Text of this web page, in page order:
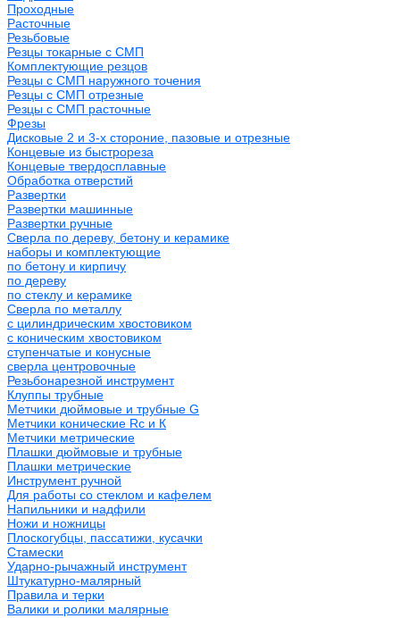
Проходные
Расточные
Резьбовые
Резцы токарные с СМП
Комплектующие резцов
Резцы с СМП наружного точения
Резцы с СМП отрезные
Резцы с СМП расточные
Фрезы
Дисковые 2 и 3-х стороние, пазовые и отрезные
Концевые из быстрореза
Концевые твердосплавные
Обработка отверстий
Развертки
Развертки машинные
Развертки ручные
Сверла по дереву, бетону и керамике
наборы и комплектующие
по бетону и кирпичу
по дереву
по стеклу и керамике
Сверла по металлу
c цилиндрическим хвостовиком
c коническим хвостовиком
cтупенчатые и конусные
сверла центровочные
Резьбонарезной инструмент
Клуппы трубные
Метчики дюймовые и трубные G
Метчики конические Rc и К
Метчики метрические
Плашки дюймовые и трубные
Плашки метрические
Инструмент ручной
Для работы со стеклом и кафелем
Напильники и надфили
Ножи и ножницы
Плоскогубцы, пассатижи, кусачки
Стамески
Ударно-рычажный инструмент
Штукатурно-малярный
Правила и терки
Валики и ролики малярные